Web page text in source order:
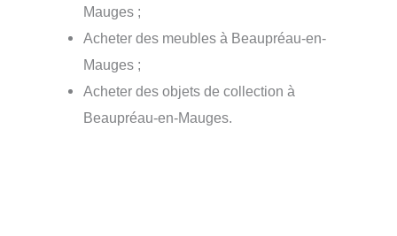
Mauges ;
Acheter des meubles à Beaupréau-en-
Mauges ;
Acheter des objets de collection à
Beaupréau-en-Mauges.